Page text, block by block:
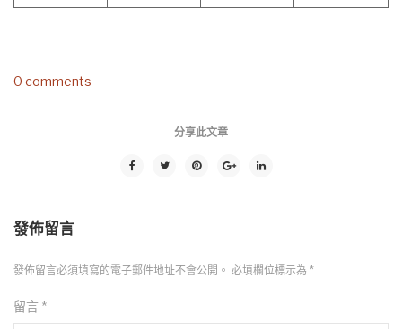
0 comments
分享此文章
發佈留言
發佈留言必須填寫的電子郵件地址不會公開。 必填欄位標示為 *
留言 *